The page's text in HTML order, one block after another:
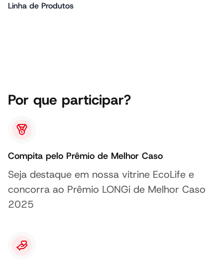
Linha de Produtos
Por que participar?
Compita pelo Prêmio de Melhor Caso
Seja destaque em nossa vitrine EcoLife e
concorra ao Prêmio LONGi de Melhor Caso
2025